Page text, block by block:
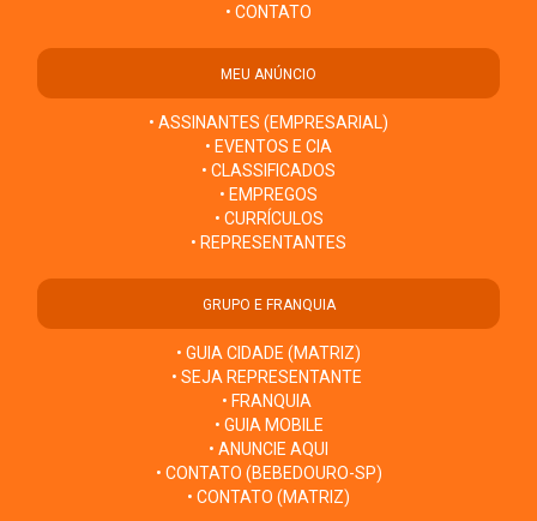
• CONTATO
MEU ANÚNCIO
• ASSINANTES (EMPRESARIAL)
• EVENTOS E CIA
• CLASSIFICADOS
• EMPREGOS
• CURRÍCULOS
• REPRESENTANTES
GRUPO E FRANQUIA
• GUIA CIDADE (MATRIZ)
• SEJA REPRESENTANTE
• FRANQUIA
• GUIA MOBILE
• ANUNCIE AQUI
• CONTATO (BEBEDOURO-SP)
• CONTATO (MATRIZ)